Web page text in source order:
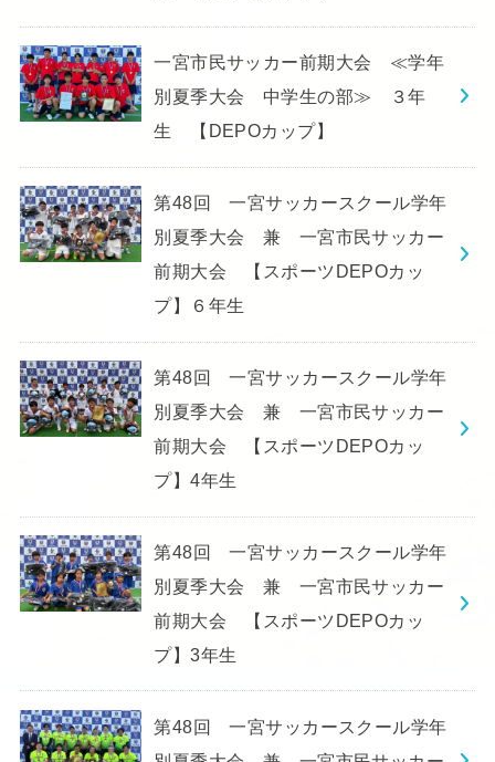
一宮市民サッカー前期大会 ≪学年
別夏季大会 中学生の部≫ ３年
生 【DEPOカップ】
第48回 一宮サッカースクール学年
別夏季大会 兼 一宮市民サッカー
前期大会 【スポーツDEPOカッ
プ】６年生
第48回 一宮サッカースクール学年
別夏季大会 兼 一宮市民サッカー
前期大会 【スポーツDEPOカッ
プ】4年生
第48回 一宮サッカースクール学年
別夏季大会 兼 一宮市民サッカー
前期大会 【スポーツDEPOカッ
プ】3年生
第48回 一宮サッカースクール学年